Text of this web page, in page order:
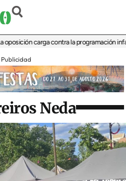
carga contra la programación infantil de
Publicidad
Neda